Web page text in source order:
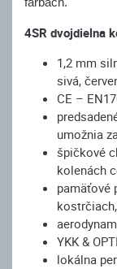
4SR dvojdielna
1,2 mm
sivá,
CE –
umožnia
špičkové
kolenách
pamäťové
YKK &
lokálna